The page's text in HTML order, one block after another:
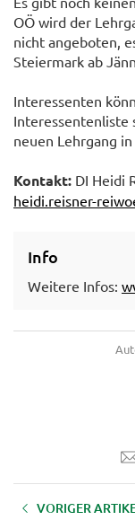
OÖ wird der
nicht angeboten,
Steiermark ab
Interessenten
Interessentenliste
neuen Lehrgang
Kontakt: DI Heidi
heidi.reisner-
Info
Weitere Infos:
VORIGER